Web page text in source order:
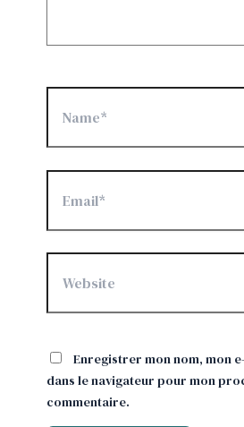
Name*
Email*
Enregistrer mon nom, mon
dans le navigateur pour mon
commentaire.